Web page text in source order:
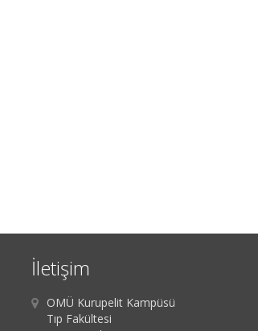
İletişim
OMÜ Kurupelit Kampüsü
Tıp Fakültesi